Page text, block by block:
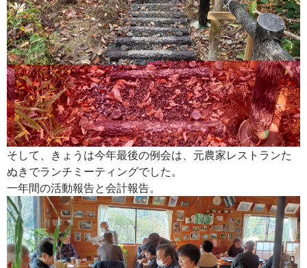
そして、きょうは今年最後の例会は、元農家レストランた
ぬきでランチミーティングでした。
一年間の活動報告と会計報告。